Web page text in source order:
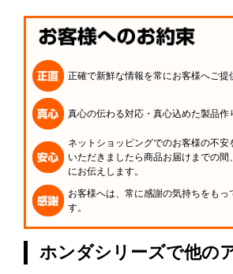
正確で新鮮な情報を常にお客様へご提
真心の伝わる対応・真心込めた製品作
ネットショッピングでのお客様の不
いただきましたら商品お届けまでの
にお伝えします。
お客様へは、常に感謝の気持ちをもっ
す。
ホンダシリーズで他の